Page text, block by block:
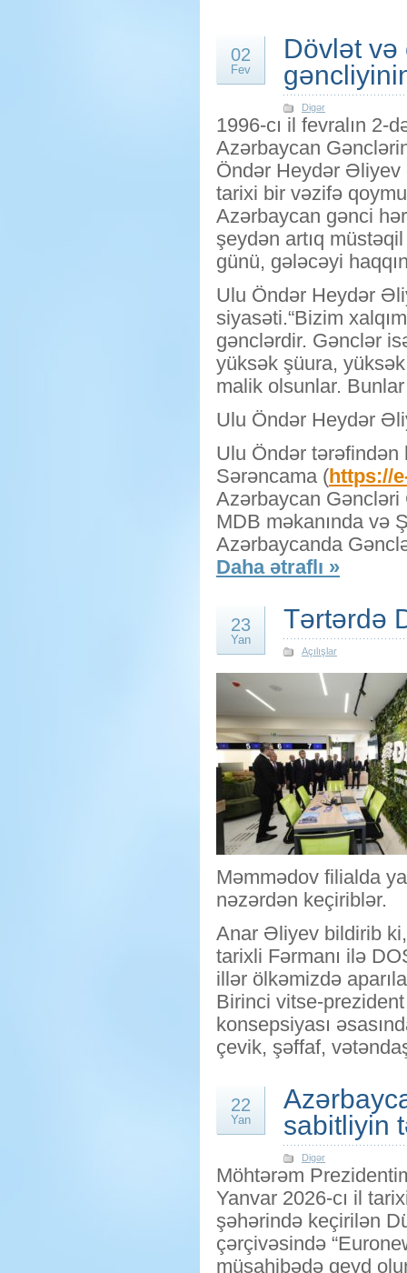
02
Fev
Dövlət və
Digər
1996-cı il fevralın 2-
Azərbaycan
Öndər Heydər Əliyev
tarixi bir vəzifə
Azərbaycan gənci
şeydən artıq
günü, gələcəyi
Ulu Öndər Heydər
siyasəti.“Bizim
gənclərdir. Gənclər
yüksək şüura,
malik olsunlar. Bunlar
Ulu Öndər Heydər
Ulu Öndər tərəfindən
Sərəncama (https://
Azərbaycan
MDB məkanında və
Azərbaycanda
Daha ətraflı »
23
Yan
Tərtərdə
Açılışlar
Məmmədov filialda
nəzərdən keçiriblər.
Anar Əliyev bildirib
tarixli Fərmanı ilə
illər ölkəmizdə
Birinci vitse-
konsepsiyası
çevik, şəffaf,
22
Yan
sabitliyin
Digər
Möhtərəm
Yanvar 2026-cı il
şəhərində keçirilən
çərçivəsində
müsahibədə qeyd